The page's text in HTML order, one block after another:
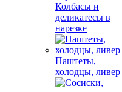
Колбасы и
деликатесы в
нарезке
Паштеты,
холодцы, ливер